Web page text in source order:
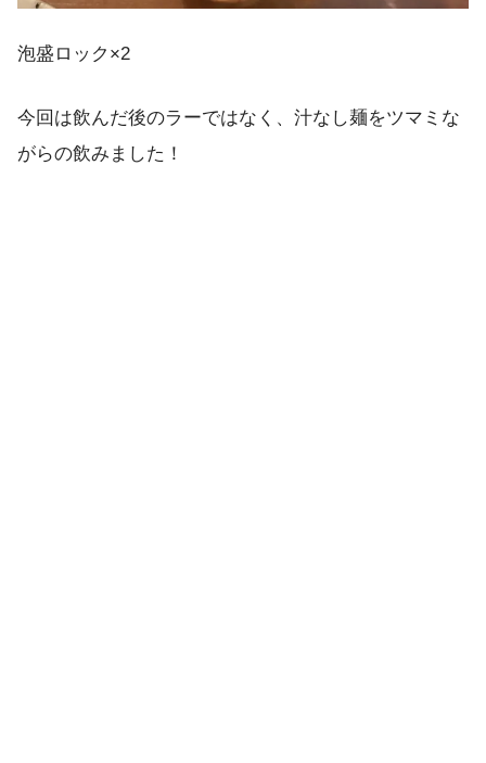
泡盛ロック×2
今回は飲んだ後のラーではなく、汁なし麺をツマミな
がらの飲みました！